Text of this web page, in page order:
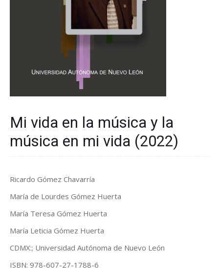
Mi vida en la música y la
música en mi vida (2022)
Ricardo Gómez Chavarría
María de Lourdes Gómez Huerta
María Teresa Gómez Huerta
María Leticia Gómez Huerta
CDMX:; Universidad Autónoma de Nuevo León
ISBN: 978-607-27-1788-6